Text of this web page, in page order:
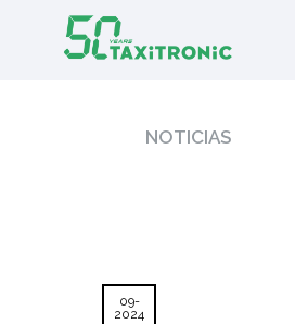
NOTICIAS
09-
2024